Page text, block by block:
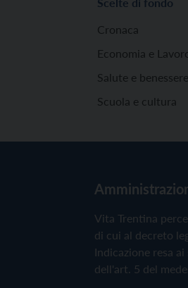
Cronaca
Economia e
Salute e benessere
Scuola e cultura
Vita Trentina
di cui al decreto
Indicazione resa
dell'art. 5 del